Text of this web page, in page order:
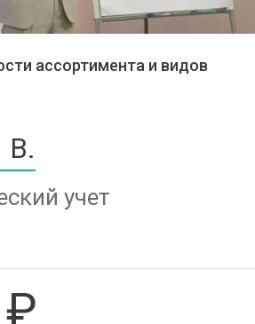
ассортимента и видов
В.
учет